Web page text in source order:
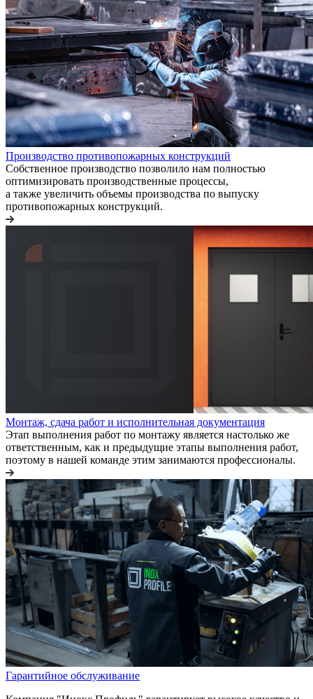
Производство противопожарных конструкций
Собственное производство позволило нам полностью
оптимизировать производственные процессы,
а также увеличить объемы производства по выпуску
противопожарных конструкций.
Монтаж, сдача работ и исполнительная документация
Этап выполнения работ по монтажу является настолько же
ответственным, как и предыдущие этапы выполнения работ,
поэтому в нашей команде этим занимаются профессионалы.
Гарантийное обслуживание